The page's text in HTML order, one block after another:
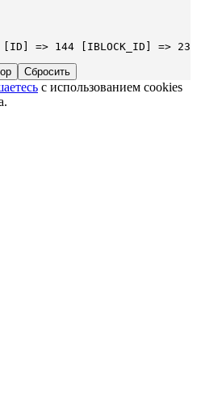
144 [IBLOCK_ID] => 23
с использованием cookies